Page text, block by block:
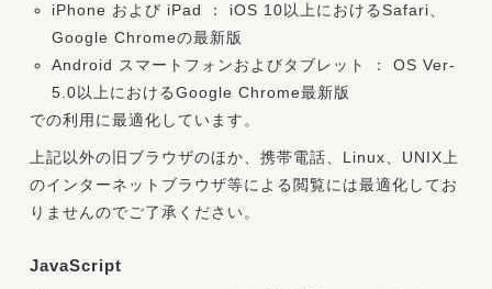
iPhone および iPad ： iOS 10以上におけるSafari、
Google Chromeの最新版
Android スマートフォンおよびタブレット ： OS Ver-
5.0以上におけるGoogle Chrome最新版
での利用に最適化しています。
上記以外の旧ブラウザのほか、携帯電話、Linux、UNIX上
のインターネットブラウザ等による閲覧には最適化してお
りませんのでご了承ください。
JavaScript